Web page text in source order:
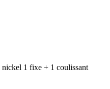
1 fixe + 1 coulissant